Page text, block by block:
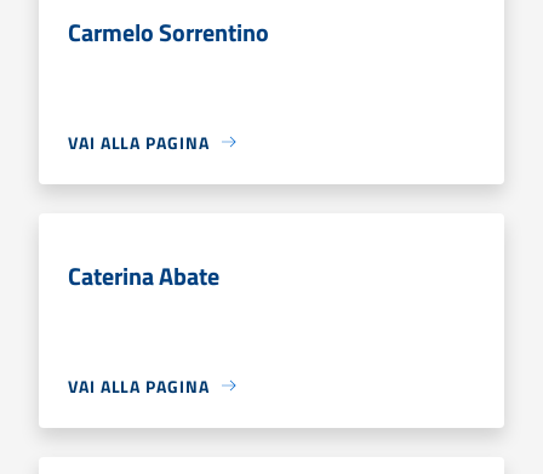
Carmelo Sorrentino
VAI ALLA PAGINA
Caterina Abate
VAI ALLA PAGINA